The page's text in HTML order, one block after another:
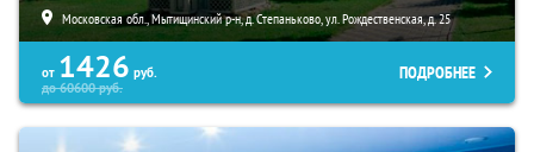
Московская обл., Мытищинский р-н, д. Степаньково, ул. Рождественская, д. 25
от 1426 руб.
до60600руб.
ПОДРОБНЕЕ